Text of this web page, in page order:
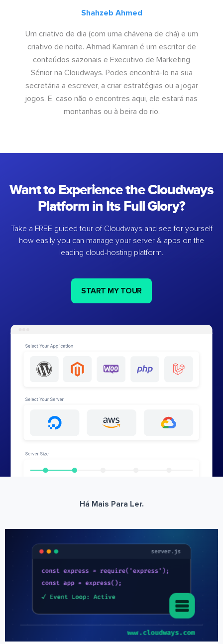
Shahzeb Ahmed
Um criativo de dia (com uma chávena de chá) e um
criativo de noite. Ahmad Kamran é um escritor de
conteúdos sazonais e Executivo de Marketing
Sénior na Cloudways. Podes encontrá-lo na sua
secretária a escrever, a criar estratégias ou a jogar
jogos. E, caso não o encontres aqui, ele estará nas
montanhas ou à beira do rio.
Want to Experience the Cloudways
Platform in Its Full Glory?
Take a FREE guided tour of Cloudways and see for yourself
how easily you can manage your server & apps on the
leading cloud-hosting platform.
START MY TOUR
Há Mais Para Ler.